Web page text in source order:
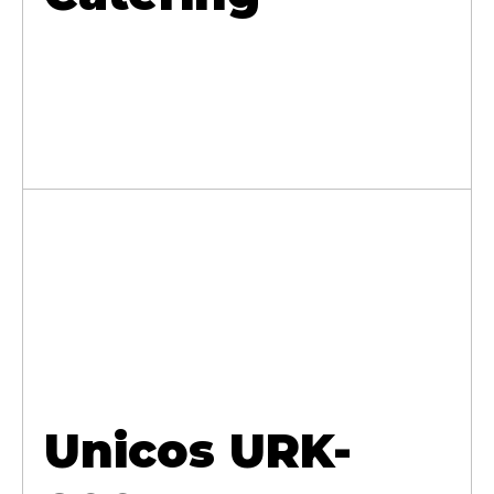
Unicos URK-